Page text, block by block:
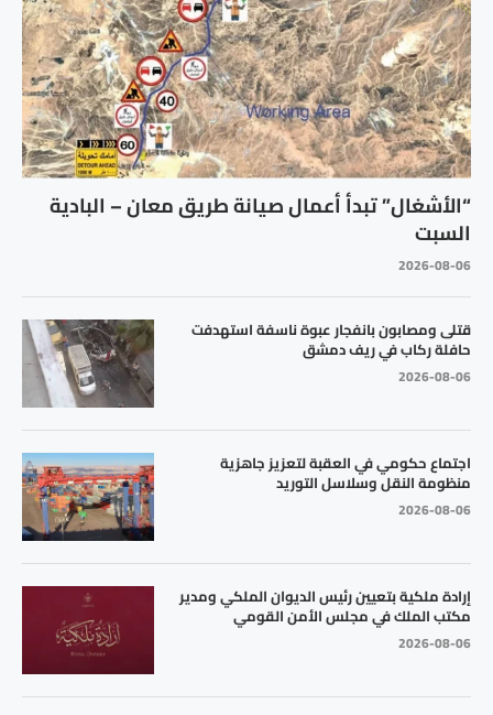
“الأشغال” تبدأ أعمال صيانة طريق معان – البادية
السبت
2026-08-06
قتلى ومصابون بانفجار عبوة ناسفة استهدفت
حافلة ركاب في ريف دمشق
2026-08-06
اجتماع حكومي في العقبة لتعزيز جاهزية
منظومة النقل وسلاسل التوريد
2026-08-06
إرادة ملكية بتعيين رئيس الديوان الملكي ومدير
مكتب الملك في مجلس الأمن القومي
2026-08-06